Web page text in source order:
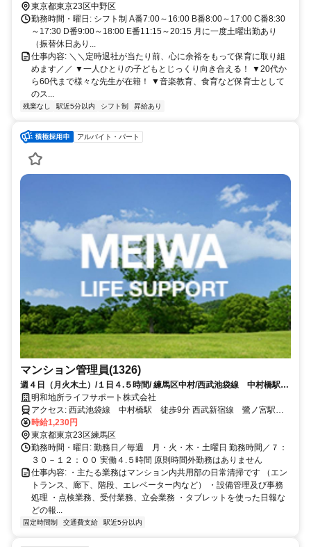
東京都東京23区中野区
勤務時間・曜日: シフト制 A番7:00～16:00 B番8:00～17:00 C番8:30
～17:30 D番9:00～18:00 E番11:15～20:15 月に一度土曜出勤あり
（振替休日あり...
仕事内容: ＼＼定時退社が当たり前、心に余裕をもって保育に取り組
めます／／ ▼一人ひとりの子どもとじっくり向き合える！ ▼20代か
ら60代まで様々な先生が在籍！ ▼音楽教育、食育など保育士として
のス...
残業なし 駅近5分以内 シフト制 昇給あり
アルバイト・パート
マンション管理員(1326)
週４日（月火木土）/１日４.５時間/ 練馬区中村/西武池袋線 中村橋駅
徒歩9分/分譲マンションの管理員募集
明和地所ライフサポート株式会社
アクセス: 西武池袋線 中村橋駅 徒歩9分 西武新宿線 鷺ノ宮駅
徒歩14分
時給1,230円
東京都東京23区練馬区
勤務時間・曜日: 勤務日／毎週 月・火・木・土曜日 勤務時間／７：
３０－１２：００ 実働４.５時間 原則時間外勤務はありません
仕事内容: ・主たる業務はマンション内共用部の日常清掃です （エン
トランス、廊下、階段、エレベーター内など） ・設備管理及び事務
処理 ・点検業務、受付業務、立会業務 ・タブレットを使った日報な
どの報...
固定時間制 交通費支給 駅近5分以内